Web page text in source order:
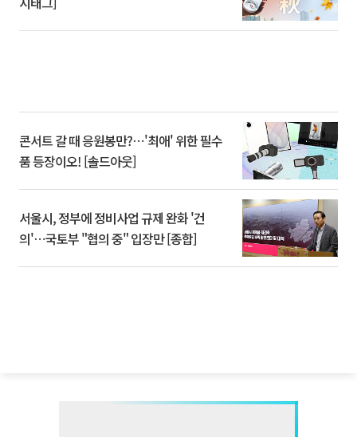
콘서트 갈 때 응원봉만?⋯'최애' 위한 필수
품 등장이오! [솔드아웃]
서울시, 정부에 정비사업 규제 완화 '건
의'⋯국토부 "협의 중" 입장만 [종합]